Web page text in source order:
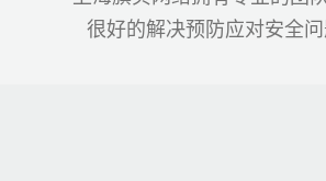
很好的解决预防应对安全